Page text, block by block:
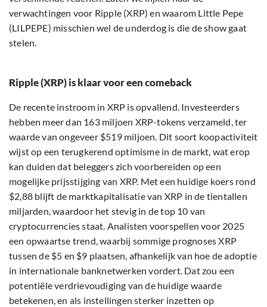
verwachtingen voor Ripple (XRP) en waarom Little Pepe
(LILPEPE) misschien wel de underdog is die de show gaat
stelen.
Ripple (XRP) is klaar voor een comeback
De recente instroom in XRP is opvallend. Investeerders
hebben meer dan 163 miljoen XRP-tokens verzameld, ter
waarde van ongeveer $519 miljoen. Dit soort koopactiviteit
wijst op een terugkerend optimisme in de markt, wat erop
kan duiden dat beleggers zich voorbereiden op een
mogelijke prijsstijging van XRP. Met een huidige koers rond
$2,88 blijft de marktkapitalisatie van XRP in de tientallen
miljarden, waardoor het stevig in de top 10 van
cryptocurrencies staat. Analisten voorspellen voor 2025
een opwaartse trend, waarbij sommige prognoses XRP
tussen de $5 en $9 plaatsen, afhankelijk van hoe de adoptie
in internationale banknetwerken vordert. Dat zou een
potentiële verdrievoudiging van de huidige waarde
betekenen, en als instellingen sterker inzetten op